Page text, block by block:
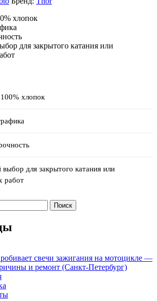
хлопок
для закрытого катания или
хлопок
для закрытого катания или
работ
свечи зажигания на мотоцикле —
и ремонт (Санкт-Петербург)